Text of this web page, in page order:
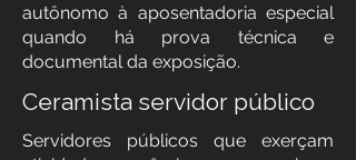
autônomo à aposentadoria especial
quando há prova técnica e
documental da exposição.
Ceramista servidor público
Servidores públicos que exerçam